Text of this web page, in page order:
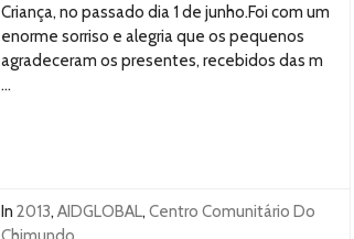
Criança, no passado dia 1 de junho.Foi com um
enorme sorriso e alegria que os pequenos
agradeceram os presentes, recebidos das m
...
In 2013, AIDGLOBAL, Centro Comunitário Do